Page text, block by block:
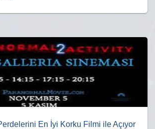
En İyi Korku Filmi ile Açıyor